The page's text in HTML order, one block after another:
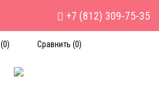
0) Сравнить (0)
+7 (812) 309-75-35